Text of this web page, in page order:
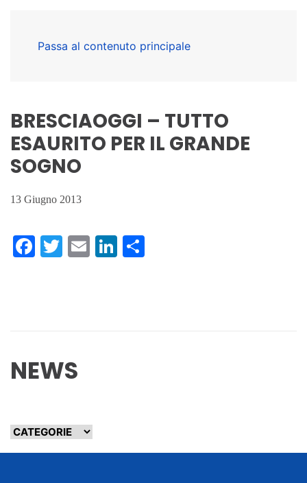
Passa al contenuto principale
BRESCIAOGGI – TUTTO
ESAURITO PER IL GRANDE
SOGNO
13 Giugno 2013
Facebook
Twitter
EmailLinkedIn
NEWS